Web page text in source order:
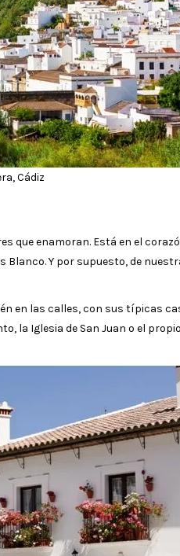
Cádiz
que enamoran. Está en el
Blanco. Y por supuesto, de
en las calles, con sus típicas
la Iglesia de San Juan o el